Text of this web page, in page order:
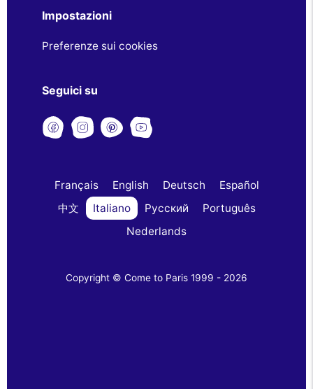
Impostazioni
Preferenze sui cookies
Seguici su
Français English Deutsch
Español
中文
Italiano Русский
Português
Nederlands
Copyright © Come to Paris 1999 - 2026